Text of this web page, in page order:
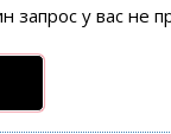
запрос у вас не